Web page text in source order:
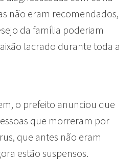
não eram recomendados,
da família poderiam
lacrado durante toda a
o prefeito anunciou que
que morreram por
que antes não eram
estão suspensos.